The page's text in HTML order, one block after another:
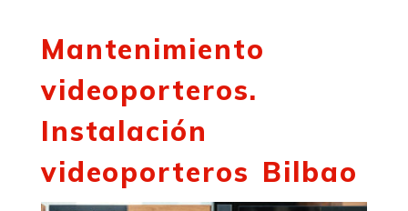
Mantenimiento
videoporteros.
Instalación
videoporteros Bilbao